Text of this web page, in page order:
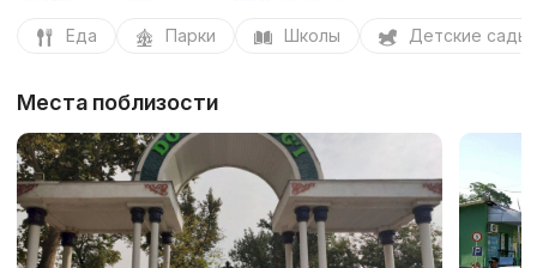
Еда Парки Школы Детские сады
Места поблизости